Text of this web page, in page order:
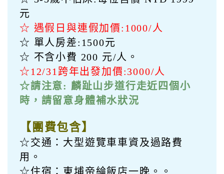
訂購須知
paid費用說明
【費用說明】
☆ 6-12歲佔床:每位售價 NTD 2888元
☆ 3-5歲不佔床:每位售價 NTD 1999
元
☆ 遇假日與連假加價:1000/人